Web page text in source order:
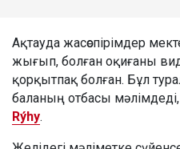
Ақтауда жасөспірімдер
жығып, болған оқиғаны
қорқытпақ болған. Бұл
баланың отбасы
Rýhy.